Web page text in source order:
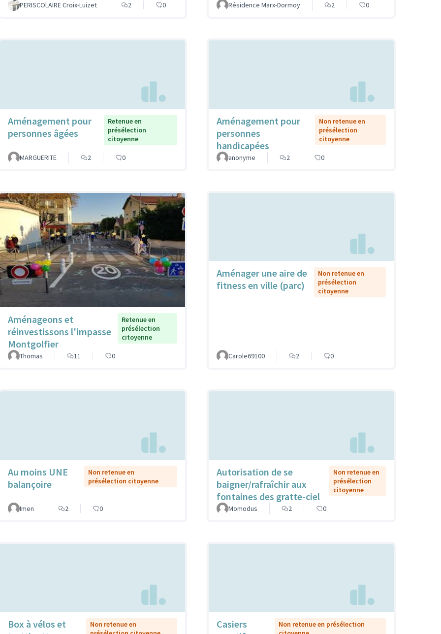
PERISCOLAIRE Croix-Luizet 2 0 Résidence Marx-Dormoy 2 0
Aménagement pour
personnes âgées
Retenue en
présélection
citoyenne
MARGUERITE 2 0
Aménagement pour
personnes
handicapées
Non retenue en
présélection
citoyenne
anonyme 2 0
Aménageons et
réinvestissons l'impasse
Montgolfier
Retenue en
présélection
citoyenne
Thomas 11 0
Aménager une aire de
fitness en ville (parc)
Non retenue en
présélection
citoyenne
Carole69100 2 0
Au moins UNE
balançoire
Non retenue en
présélection citoyenne
Imen 2 0
Autorisation de se
baigner/rafraîchir aux
fontaines des gratte-ciel
Non retenue en
présélection
citoyenne
Momodus 2 0
Box à vélos et
Non retenue en
Casiers
Non retenue en présélection